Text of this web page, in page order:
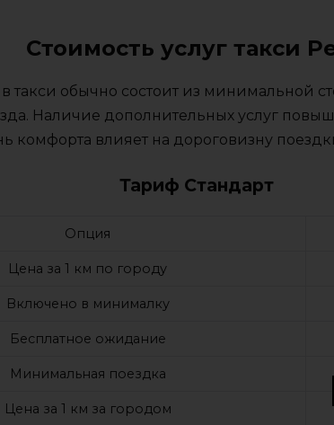
Стоимость услуг такси
такси обычно состоит из минимальной
Наличие дополнительных услуг
комфорта влияет на дороговизну
Тариф Стандарт
Опция
Цена за 1 км по городу
Включено в минималку
Бесплатное ожидание
Минимальная поездка
Цена за 1 км за городом